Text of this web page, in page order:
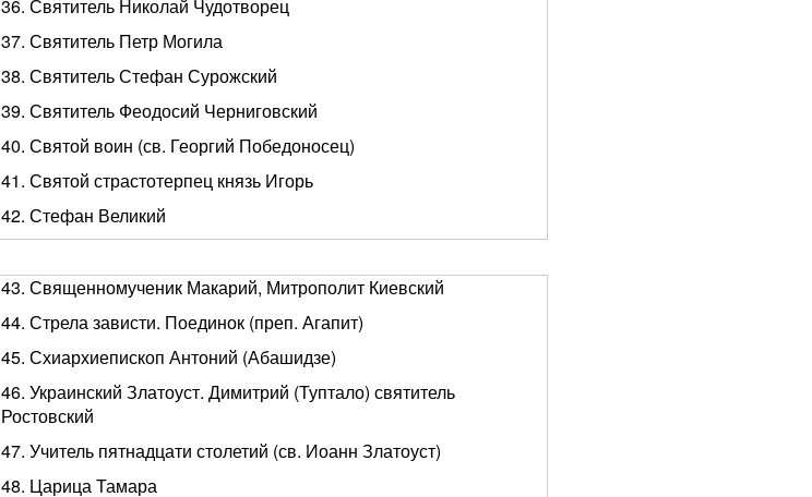
36. Святитель Николай Чудотворец
37. Святитель Петр Могила
38. Святитель Стефан Сурожский
39. Святитель Феодосий Черниговский
40. Святой воин (св. Георгий Победоносец)
41. Святой страстотерпец князь Игорь
42. Стефан Великий
43. Священномученик Макарий, Митрополит Киевский
44. Стрела зависти. Поединок (преп. Агапит)
45. Схиархиепископ Антоний (Абашидзе)
46. Украинский Златоуст. Димитрий (Туптало) святитель
Ростовский
47. Учитель пятнадцати столетий (св. Иоанн Златоуст)
48. Царица Тамара